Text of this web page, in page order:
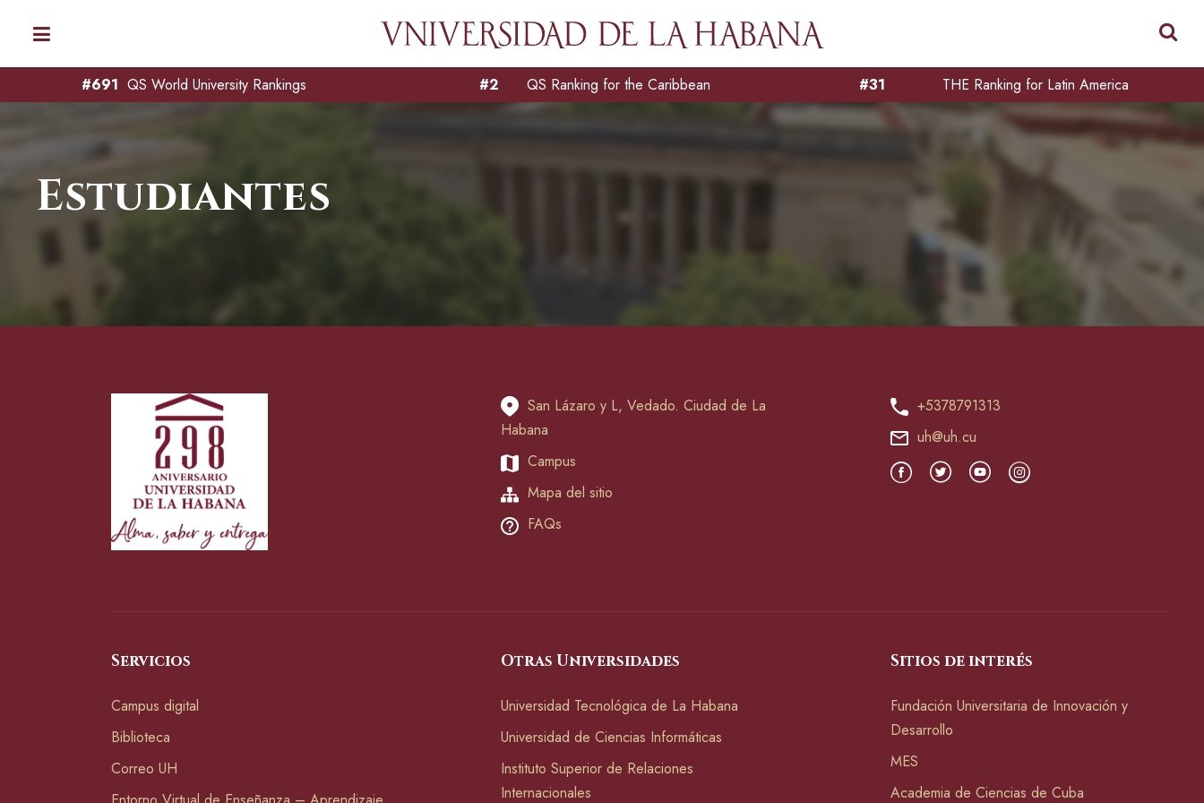
QS World University Rankings QS Ranking for the Caribbean THE Ranking for Latin America
#691 #2 #31
Estudiantes
San Lázaro y L, Vedado. Ciudad de La
Habana
Campus
Mapa del sitio
FAQs
+5378791313
uh@uh.cu
Servicios
Campus digital
Biblioteca
Correo UH
Otras Universidades
Universidad Tecnológica de La Habana
Universidad de Ciencias Informáticas
Instituto Superior de Relaciones
Internacionales
Sitios de interés
Fundación Universitaria de Innovación y
Desarrollo
MES
Academia de Ciencias de Cuba